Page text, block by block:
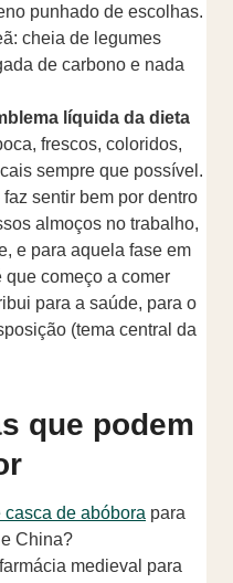
punhado de escolhas.
cheia de legumes
de carbono e nada
líquida da dieta
frescos, coloridos,
sempre que possível.
sentir bem por dentro
almoços no trabalho,
e para aquela fase em
que começo a comer
para a saúde, para o
(tema central da
que podem
casca de abóbora para
China?
medieval para